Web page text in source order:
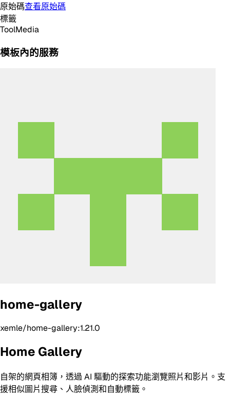
原始碼查看原始碼
標籤
ToolMedia
模板內的服務
home-gallery
xemle/home-gallery:1.21.0
Home Gallery
自架的網頁相簿，透過 AI 驅動的探索功能瀏覽照片和影片。支
援相似圖片搜尋、人臉偵測和自動標籤。